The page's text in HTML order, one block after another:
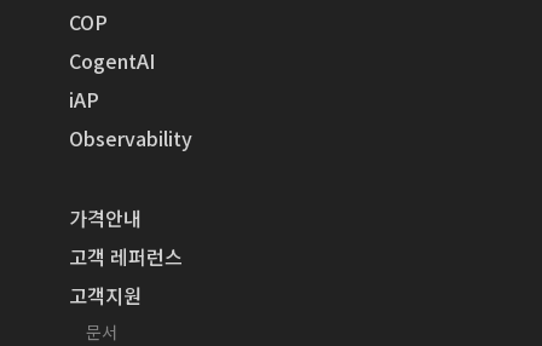
COP
CogentAI
iAP
Observability
가격안내
고객 레퍼런스
고객지원
문서